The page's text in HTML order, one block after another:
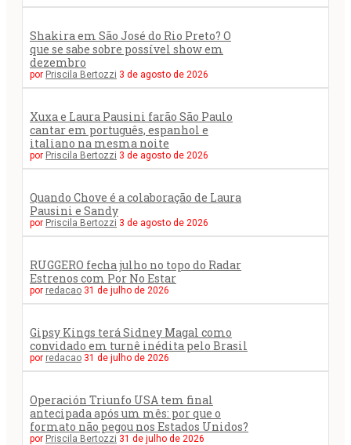
Shakira em São José do Rio Preto? O
que se sabe sobre possível show em
dezembro
por Priscila Bertozzi 3 de agosto de 2026
Xuxa e Laura Pausini farão São Paulo
cantar em português, espanhol e
italiano na mesma noite
por Priscila Bertozzi 3 de agosto de 2026
Quando Chove é a colaboração de Laura
Pausini e Sandy
por Priscila Bertozzi 3 de agosto de 2026
RUGGERO fecha julho no topo do Radar
Estrenos com Por No Estar
por redacao 31 de julho de 2026
Gipsy Kings terá Sidney Magal como
convidado em turnê inédita pelo Brasil
por redacao 31 de julho de 2026
Operación Triunfo USA tem final
antecipada após um mês: por que o
formato não pegou nos Estados Unidos?
por Priscila Bertozzi 31 de julho de 2026